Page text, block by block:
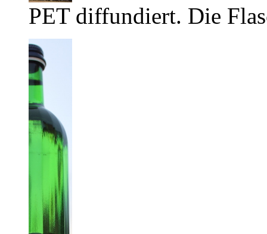
PET diffundiert. Die